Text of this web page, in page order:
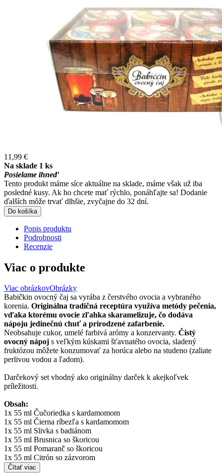
11,99 €
Na sklade 1 ks
Posielame ihneď
Tento produkt máme síce aktuálne na sklade, máme však už iba
posledné kusy. Ak ho chcete mať rýchlo, ponáhľajte sa! Dodanie
ďalších môže trvať dlhšie, zvyčajne do 32 dní.
Do košíka
Popis produktu
Podrobnosti
Recenzie
Viac o produkte
Viac obrázkovObrázky
Babičkin ovocný čaj sa vyrába z čerstvého ovocia a vybraného
korenia. Originálna tradičná receptúra využíva metódy pečenia,
vďaka ktorému ovocie zľahka skaramelizuje, čo dodáva
nápoju jedinečnú chuť a prirodzené zafarbenie.
Neobsahuje cukor, umelé farbivá arómy a konzervanty. Čistý
ovocný nápoj s veľkým kúskami šťavnatého ovocia, sladený
fruktózou môžete konzumovať za horúca alebo na studeno (zaliate
perlivou vodou a ľadom).
Darčekový set vhodný ako originálny darček k akejkoľvek
príležitosti.
Obsah:
1x 55 ml Čučoriedka s kardamomom
1x 55 ml Čierna ríbezľa s kardamomom
1x 55 ml Slivka s badiánom
1x 55 ml Brusnica so škoricou
1x 55 ml Pomaranč so škoricou
1x 55 ml Citrón so zázvorom
Čítať viac